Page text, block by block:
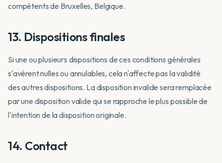
compétents de Bruxelles, Belgique.
13. Dispositions finales
Si une ou plusieurs dispositions de ces conditions générales
s'avèrent nulles ou annulables, cela n'affecte pas la validité
des autres dispositions. La disposition invalide sera remplacée
par une disposition valide qui se rapproche le plus possible de
l'intention de la disposition originale.
14. Contact